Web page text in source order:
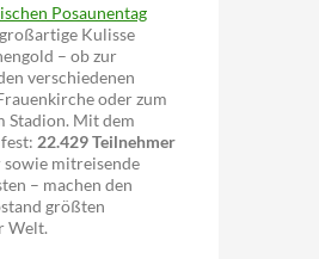
Posaunentag
Kulisse
– ob zur
verschiedenen
oder zum
Stadion. Mit dem
22.429 Teilnehmer
sowie mitreisende
– machen den
größten
Welt.